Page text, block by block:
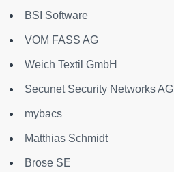
BSI Software
VOM FASS AG
Weich Textil GmbH
Secunet Security Networks AG
mybacs
Matthias Schmidt
Brose SE